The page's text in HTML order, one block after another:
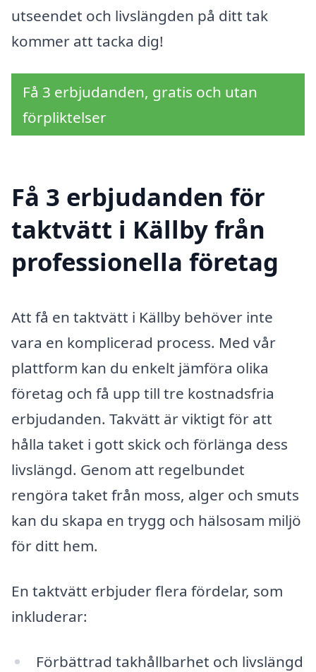
utseendet och livslängden på ditt tak
kommer att tacka dig!
Få 3 erbjudanden, gratis och utan
förpliktelser
Få 3 erbjudanden för
taktvätt i Källby från
professionella företag
Att få en taktvätt i Källby behöver inte
vara en komplicerad process. Med vår
plattform kan du enkelt jämföra olika
företag och få upp till tre kostnadsfria
erbjudanden. Takvätt är viktigt för att
hålla taket i gott skick och förlänga dess
livslängd. Genom att regelbundet
rengöra taket från moss, alger och smuts
kan du skapa en trygg och hälsosam miljö
för ditt hem.
En taktvätt erbjuder flera fördelar, som
inkluderar:
Förbättrad takhållbarhet och livslängd